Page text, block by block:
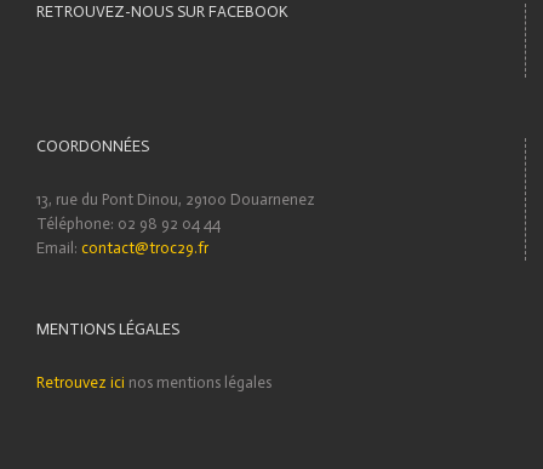
RETROUVEZ-NOUS SUR FACEBOOK
COORDONNÉES
13, rue du Pont Dinou, 29100 Douarnenez
Téléphone: 02 98 92 04 44
Email: contact@troc29.fr
MENTIONS LÉGALES
Retrouvez ici nos mentions légales